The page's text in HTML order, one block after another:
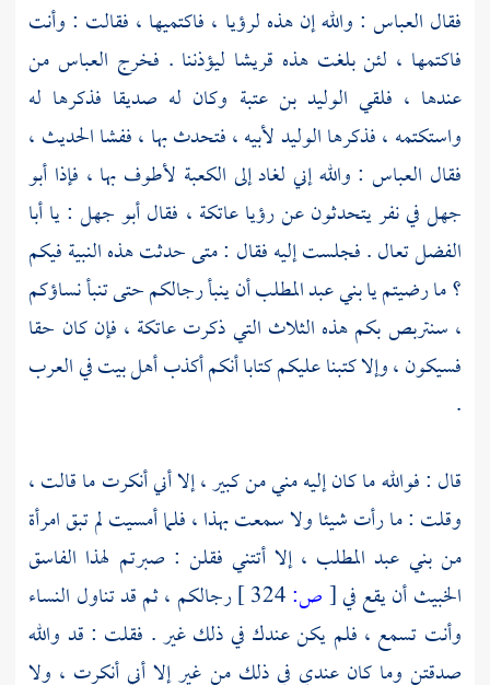
فقال العباس : والله إن هذه لرؤيا ، فاكتميها ، فقالت : وأنت
فاكتمها ، لئن بلغت هذه قريشا ليؤذننا . فخرج العباس من
عندها ، فلقي الوليد بن عتبة وكان له صديقا فذكرها له
واستكتمه ، فذكرهاالوليدلأبيه ، فتحدث بها ، ففشا الحديث ،
فقال العباس : والله إني لغاد إلى الكعبة لأطوف بها ، فإذا أبو
جهلفي نفر يتحدثون عن رؤياعاتكة ، فقالأبو جهل : ياأبا
الفضلتعال . فجلست إليه فقال : متى حدثت هذه النبية فيكم
؟ ما رضيتم يابني عبد المطلبأن ينبأ رجالكم حتى تنبأ نساؤكم
، سنتربص بكم هذه الثلاث التي ذكرتعاتكة ، فإن كان حقا
فسيكون ، وإلا كتبنا عليكم كتابا أنكم أكذب أهل بيت في العرب
.
قال : فوالله ما كان إليه مني من كبير ، إلا أني أنكرت ما قالت ،
وقلت : ما رأت شيئا ولا سمعت بهذا ، فلما أمسيت لم تبق امرأة
منبني عبد المطلب ،إلا أتتني فقلن : صبرتم لهذا الفاسق
الخبيث أن يقع في[ص:
رجالكم ، ثم قد تناول النساء
وأنت تسمع ، فلم يكن عندك في ذلك غير . فقلت : قد والله
صدقتن وما كان عندي في ذلك من غير إلا أني أنكرت ، ولا